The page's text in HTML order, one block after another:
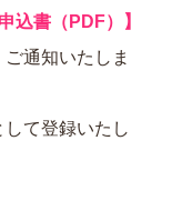
込書（PDF）】
通知いたしま
て登録いたし